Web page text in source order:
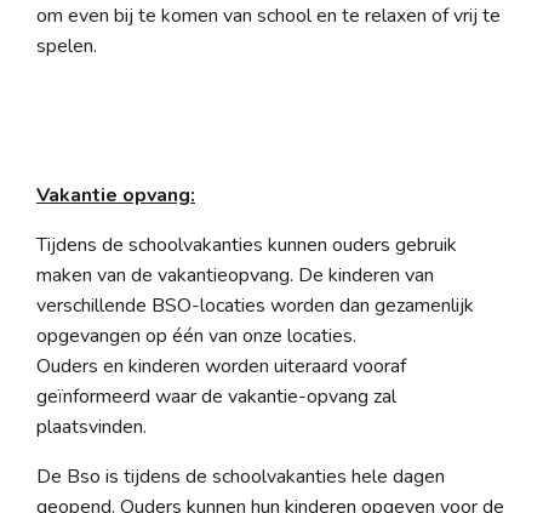
om even bij te komen van school en te relaxen of vrij te
spelen.
Vakantie opvang:
Tijdens de schoolvakanties kunnen ouders gebruik
maken van de vakantieopvang. De kinderen van
verschillende BSO-locaties worden dan gezamenlijk
opgevangen op één van onze locaties.
Ouders en kinderen worden uiteraard vooraf
geïnformeerd waar de vakantie-opvang zal
plaatsvinden.
De Bso is tijdens de schoolvakanties hele dagen
geopend. Ouders kunnen hun kinderen opgeven voor de